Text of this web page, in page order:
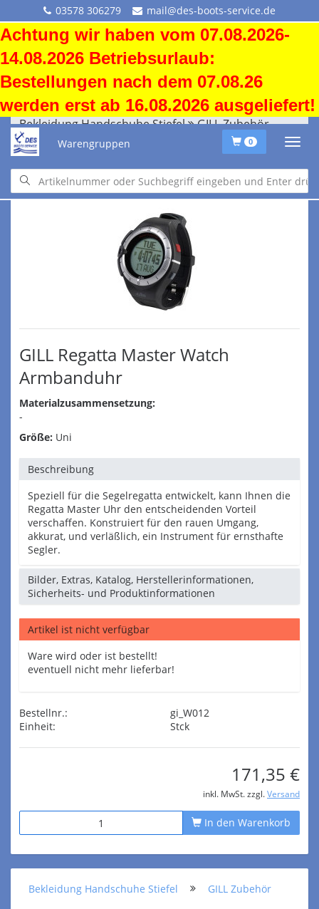
03578 306279 mail@des-boots-service.de
Achtung wir haben vom 07.08.2026-
14.08.2026 Betriebsurlaub:
Bestellungen nach dem 07.08.26
werden erst ab 16.08.2026 ausgeliefert!
Warengruppen 0
Bekleidung Handschuhe Stiefel GILL Zubehör
Bekleidung Handschuhe Stiefel GILL Zubehör
GILL Regatta Master Watch
Armbanduhr
Materialzusammensetzung:
-
Größe: Uni
Beschreibung
Speziell für die Segelregatta entwickelt, kann Ihnen die
Regatta Master Uhr den entscheidenden Vorteil
verschaffen. Konstruiert für den rauen Umgang,
akkurat, und verläßlich, ein Instrument für ernsthafte
Segler.
Bilder, Extras, Katalog, Herstellerinformationen,
Sicherheits- und Produktinformationen
Artikel ist nicht verfügbar
Ware wird oder ist bestellt!
eventuell nicht mehr lieferbar!
Bestellnr.:
gi_W012
Einheit:
Stck
171,35 €
inkl. MwSt. zzgl. Versand
In den Warenkorb
Bekleidung Handschuhe Stiefel GILL Zubehör